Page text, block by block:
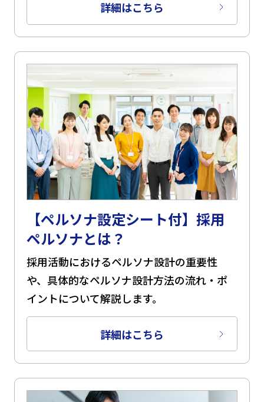
詳細はこちら
【ペルソナ設定シート付】採用
ペルソナとは？
採用活動におけるペルソナ設計の重要性
や、具体的なペルソナ設計方法の流れ・ポ
イントについて解説します。
詳細はこちら